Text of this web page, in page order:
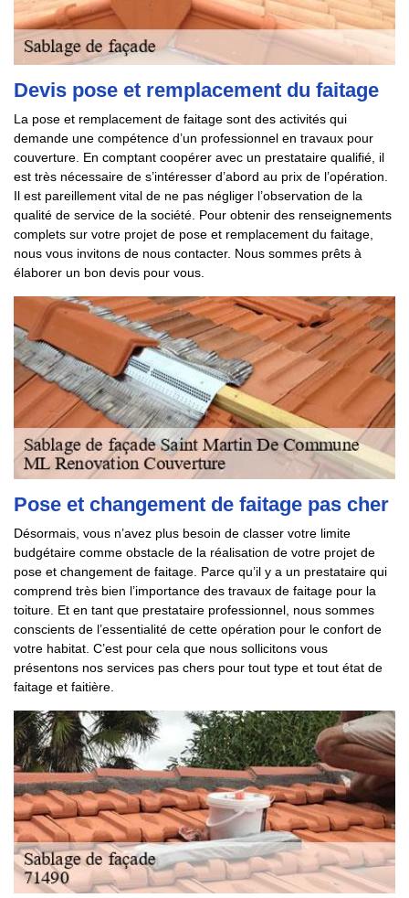
Devis pose et remplacement du faitage
La pose et remplacement de faitage sont des activités qui
demande une compétence d’un professionnel en travaux pour
couverture. En comptant coopérer avec un prestataire qualifié, il
est très nécessaire de s’intéresser d’abord au prix de l’opération.
Il est pareillement vital de ne pas négliger l’observation de la
qualité de service de la société. Pour obtenir des renseignements
complets sur votre projet de pose et remplacement du faitage,
nous vous invitons de nous contacter. Nous sommes prêts à
élaborer un bon devis pour vous.
Pose et changement de faitage pas cher
Désormais, vous n’avez plus besoin de classer votre limite
budgétaire comme obstacle de la réalisation de votre projet de
pose et changement de faitage. Parce qu’il y a un prestataire qui
comprend très bien l’importance des travaux de faitage pour la
toiture. Et en tant que prestataire professionnel, nous sommes
conscients de l’essentialité de cette opération pour le confort de
votre habitat. C’est pour cela que nous sollicitons vous
présentons nos services pas chers pour tout type et tout état de
faitage et faitière.